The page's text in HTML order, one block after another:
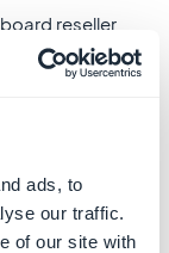
ads, to
our traffic.
of our site with
reseller
cliente
per la tua